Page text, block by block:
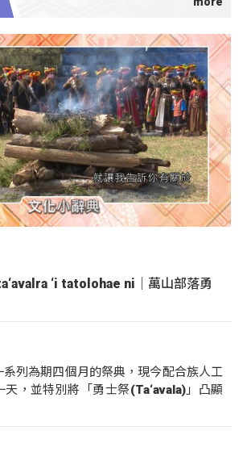
‘i tatolohae ni｜萬山部落勇
列為期四個月的祭典，現今配合族人工
天，並特別將「勇士祭(Ta‘avala)」凸顯